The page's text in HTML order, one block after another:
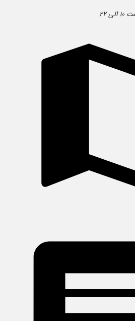
۲۲